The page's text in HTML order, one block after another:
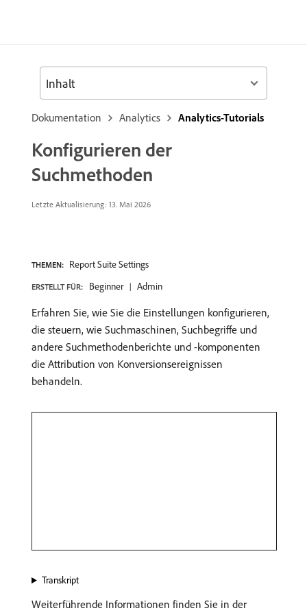
Dokumentation Analytics Analytics-Tutorials
Konfigurieren der
Suchmethoden
Letzte Aktualisierung: 13. Mai 2026
THEMEN: Report Suite Settings
ERSTELLT FÜR: Beginner Admin
Erfahren Sie, wie Sie die Einstellungen konfigurieren,
die steuern, wie Suchmaschinen, Suchbegriffe und
andere Suchmethodenberichte und -komponenten
die Attribution von Konversionsereignissen
behandeln.
Transkript
Weiterführende Informationen finden Sie in der
Inhalt